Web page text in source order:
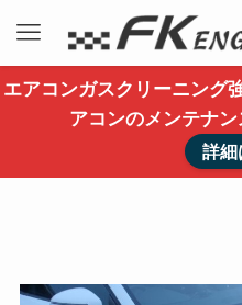
エアコンガスクリーニング
アコンのメンテナ
詳細